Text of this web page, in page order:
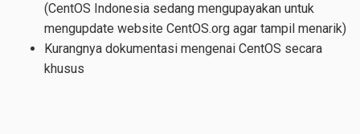
(CentOS Indonesia sedang mengupayakan untuk
mengupdate website CentOS.org agar tampil menarik)
Kurangnya dokumentasi mengenai CentOS secara
khusus